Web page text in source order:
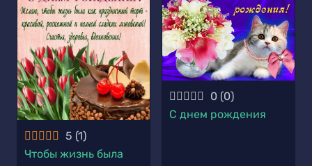
5 (1)
Чтобы жизнь была
0 (0)
С днем рождения